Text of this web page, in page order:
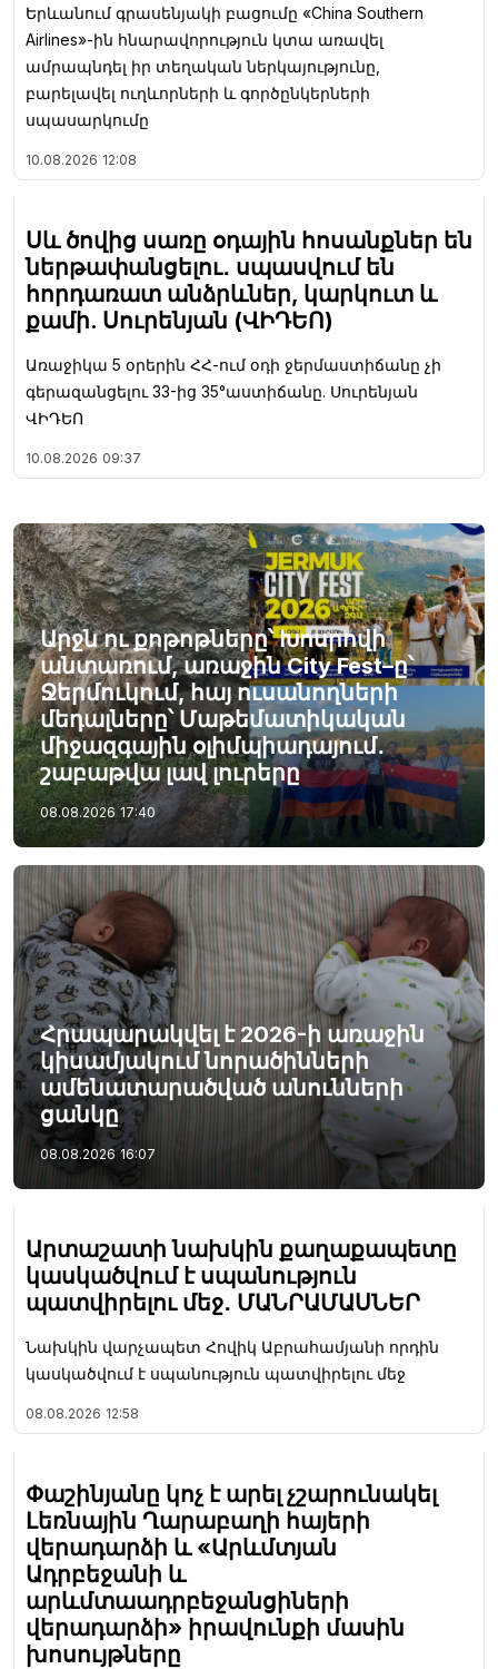
Երևանում գրասենյակի բացումը «China Southern
Airlines»-ին հնարավորություն կտա առավել
ամրապնդել իր տեղական ներկայությունը,
բարելավել ուղևորների և գործընկերների
սպասարկումը
10.08.2026 12:08
Սև ծովից սառը օդային հոսանքներ են
ներթափանցելու․ սպասվում են
հորդառատ անձրևներ, կարկուտ և
քամի. Սուրենյան (ՎԻԴԵՈ)
Առաջիկա 5 օրերին ՀՀ-ում օդի ջերմաստիճանը չի
գերազանցելու 33-ից 35°աստիճանը. Սուրենյան
ՎԻԴԵՈ
10.08.2026 09:37
Արջն ու քոթոթները՝ Խոսրովի
անտառում, առաջին City Fest–ը՝
Ջերմուկում, հայ ուսանողների
մեդալները՝ Մաթեմատիկական
միջազգային օլիմպիադայում․
շաբաթվա լավ լուրերը
08.08.2026 17:40
Հրապարակվել է 2026-ի առաջին
կիսամյակում նորածինների
ամենատարածված անունների
ցանկը
08.08.2026 16:07
Արտաշատի նախկին քաղաքապետը
կասկածվում է սպանություն
պատվիրելու մեջ․ ՄԱՆՐԱՄԱՍՆԵՐ
Նախկին վարչապետ Հովիկ Աբրահամյանի որդին
կասկածվում է սպանություն պատվիրելու մեջ
08.08.2026 12:58
Փաշինյանը կոչ է արել չշարունակել
Լեռնային Ղարաբաղի հայերի
վերադարձի և «Արևմտյան
Ադրբեջանի և
արևմտաադրբեջանցիների
վերադարձի» իրավունքի մասին
խոսույթները